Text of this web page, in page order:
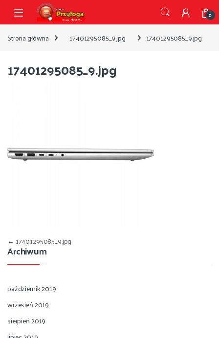
Przejdź do nawigacji
Przejdź do treści
Open 0
Strona główna 17401295085_9.jpg 17401295085_9.jpg
17401295085_9.jpg
Nawigacja wpisu
← 17401295085_9.jpg
Archiwum
październik 2019
wrzesień 2019
sierpień 2019